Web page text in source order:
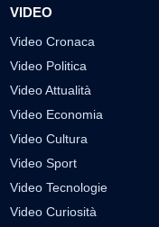
VIDEO
Video Cronaca
Video Politica
Video Attualità
Video Economia
Video Cultura
Video Sport
Video Tecnologie
Video Curiosità